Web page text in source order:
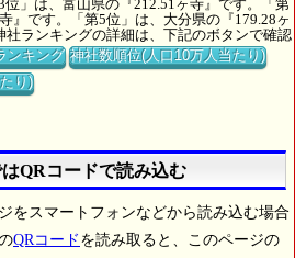
」は、富山県の『212.51ヶ寺』です。「第
』です。「第5位」は、大分県の『179.28ヶ
ランキングの詳細は、下記のボタンで確認
ンキング 神社数順位(人口10万人当たり)
り)
QRコードで読み込む
をスマートフォンなどから読み込む場合
QRコード を読み取ると、このページの